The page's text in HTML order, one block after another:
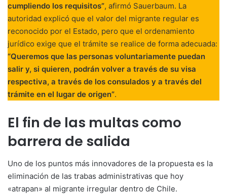
cumpliendo los requisitos”, afirmó Sauerbaum. La
autoridad explicó que el valor del migrante regular es
reconocido por el Estado, pero que el ordenamiento
jurídico exige que el trámite se realice de forma adecuada:
“Queremos que las personas voluntariamente puedan
salir y, si quieren, podrán volver a través de su visa
respectiva, a través de los consulados y a través del
trámite en el lugar de origen”.
El fin de las multas como
barrera de salida
Uno de los puntos más innovadores de la propuesta es la
eliminación de las trabas administrativas que hoy
«atrapan» al migrante irregular dentro de Chile.